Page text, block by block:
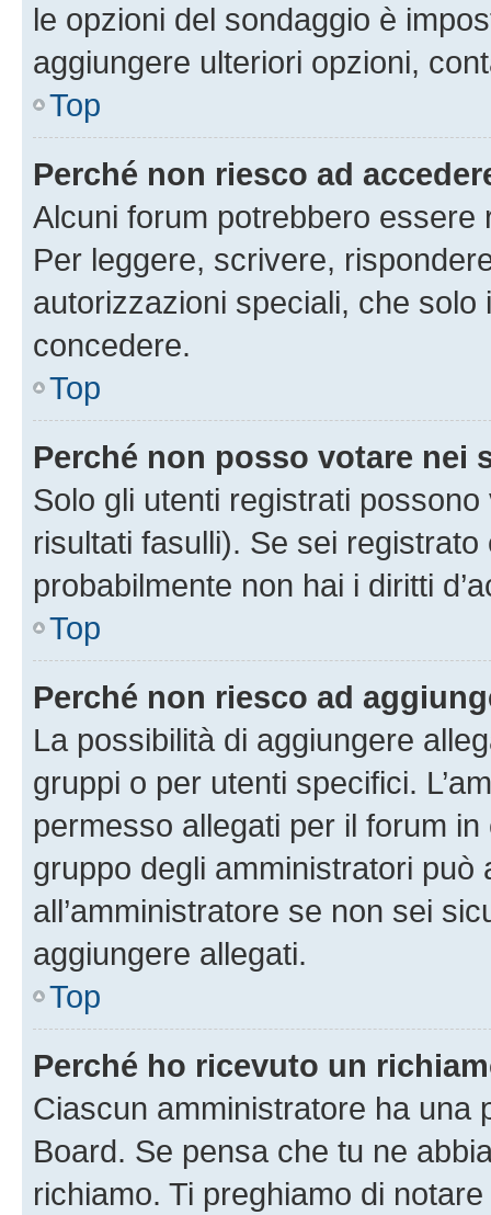
le opzioni del sondaggio è
aggiungere ulteriori opzioni,
Top
Perché non riesco ad
Alcuni forum potrebbero
Per leggere, scrivere,
autorizzazioni speciali, che solo
concedere.
Top
Perché non posso votare nei
Solo gli utenti registrati
risultati fasulli). Se sei
probabilmente non hai i diritti
Top
Perché non riesco ad
La possibilità di aggiungere
gruppi o per utenti specifici.
permesso allegati per il forum
gruppo degli amministratori può
all’amministratore se non sei
aggiungere allegati.
Top
Perché ho ricevuto un
Ciascun amministratore ha una
Board. Se pensa che tu ne
richiamo. Ti preghiamo di